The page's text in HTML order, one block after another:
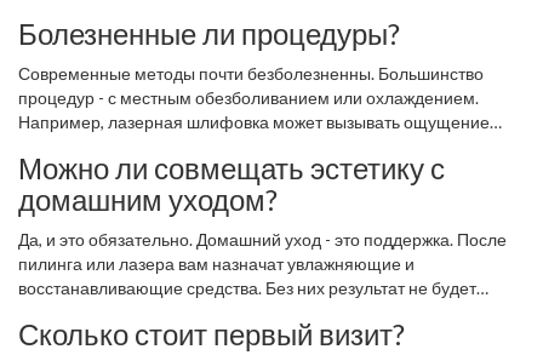
сосудистые сеточки - даже у молодых людей. Она не ждёт, пока
Болезненные ли процедуры?
Современные методы почти безболезненны. Большинство
процедур - с местным обезболиванием или охлаждением.
Например, лазерная шлифовка может вызывать ощущение
составе наполнителя. После процедур может быть лёгкое
покраснение или отёк - но это проходит за 1-3 дня. Никаких
долгих восстановлений, как в прошлом.
Можно ли совмещать эстетику с
домашним уходом?
Да, и это обязательно. Домашний уход - это поддержка. После
пилинга или лазера вам назначат увлажняющие и
восстанавливающие средства. Без них результат не будет
усиливает их. Это как спорт: тренер даёт программу, а вы -
Сколько стоит первый визит?